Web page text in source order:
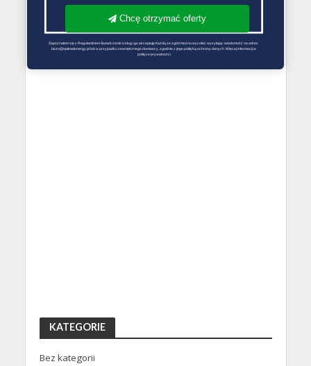
KATEGORIE
Bez kategorii
Chcę otrzymać oferty
Zapoznałem się z Regulaminem Świadczenie Usług i go akceptuję Każdą ze zgód można wycofać wysyłając wiadomość na adres
biuro@optimalenergy.pl lub w przypadku zewnętrznego dostawcy, zgodnie z jego polityką ochrony danych. Więcej informacji w
polityce prywatności